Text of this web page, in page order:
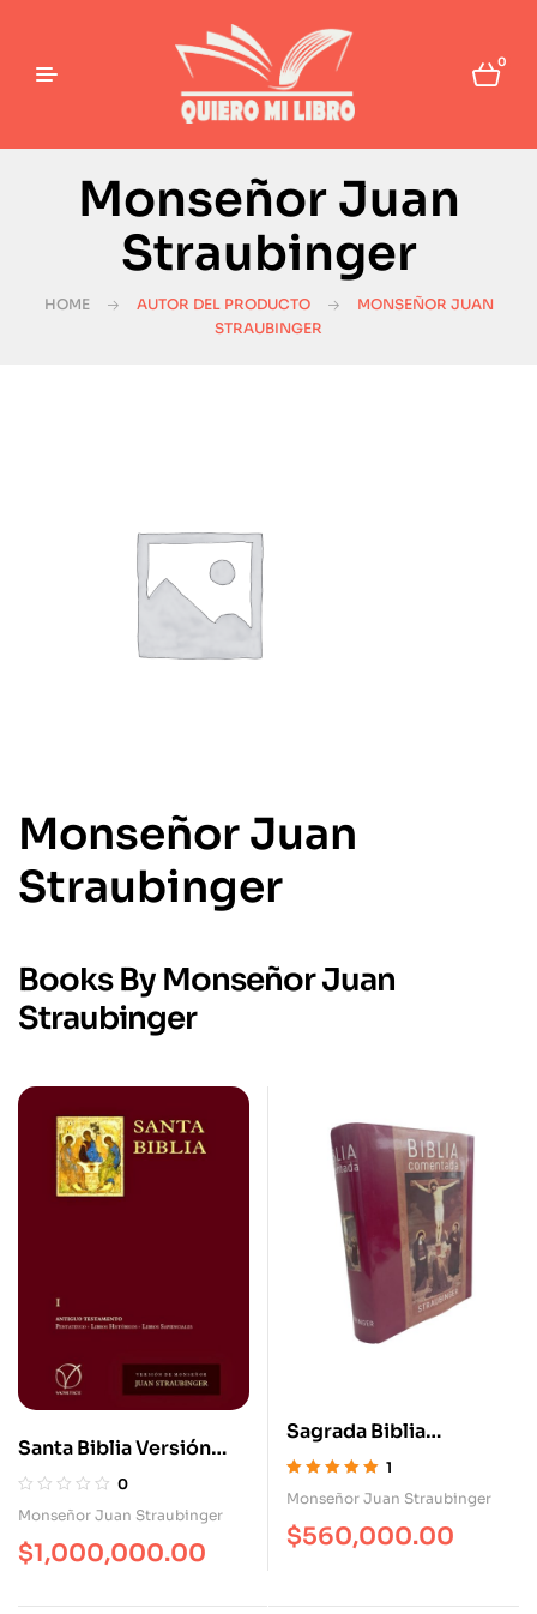
0
Monseñor Juan
Straubinger
HOME AUTOR DEL PRODUCTO
MONSEÑOR JUAN
STRAUBINGER
Monseñor Juan
Straubinger
Books By Monseñor Juan
Straubinger
Santa Biblia Versión
Straubinger – 2 Tomos
0
Monseñor Juan Straubinger
$1,000,000.00
Sagrada Biblia
Comentada Monseñor
Juan Straubinger
1
Monseñor Juan Straubinger
$560,000.00